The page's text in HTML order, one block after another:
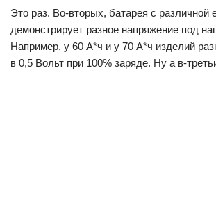
Это раз. Во-вторых, батарея с различной
демонстрирует разное напряжение под
Например, у 60 А*ч и у 70 А*ч изделий
в 0,5 Вольт при 100% заряде. Ну а в-